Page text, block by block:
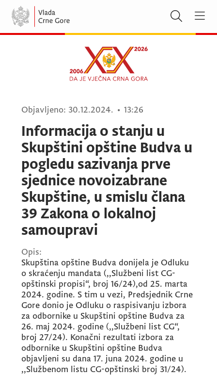
Informacija o stanju u
Skupštini opštine Budva u
pogledu sazivanja prve
sjednice novoizabrane
Skupštine, u smislu člana
39 Zakona o lokalnoj
samoupravi
Objavljeno: 30.12.2024. • 13:26
Opis:
Skupština opštine Budva donijela je Odluku
o skraćenju mandata (,,Službeni list CG-
opštinski propisi“, broj 16/24),od 25. marta
2024. godine. S tim u vezi, Predsjednik Crne
Gore donio je Odluku o raspisivanju izbora
za odbornike u Skupštini opštine Budva za
26. maj 2024. godine (,,Službeni list CG“,
broj 27/24). Konačni rezultati izbora za
odbornike u Skupštini opštine Budva
objavljeni su dana 17. juna 2024. godine u
,,Službenom listu CG-opštinski broj 31/24).